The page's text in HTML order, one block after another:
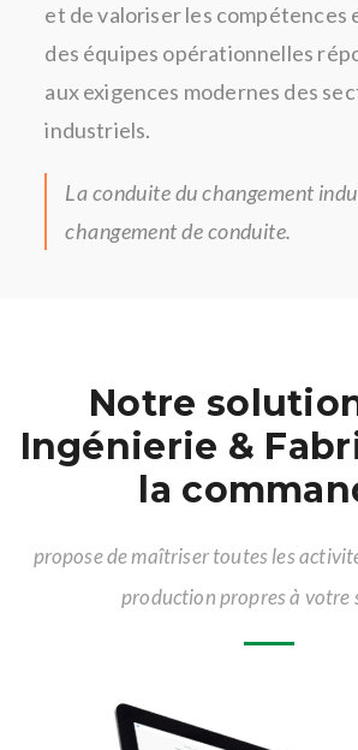
et de valoriser les compétences
des équipes opérationnelles
aux exigences modernes des
industriels.
La conduite du changement
changement de conduite.
Notre
Ingénierie &
la
propose de maîtriser toutes les
production propres à votre